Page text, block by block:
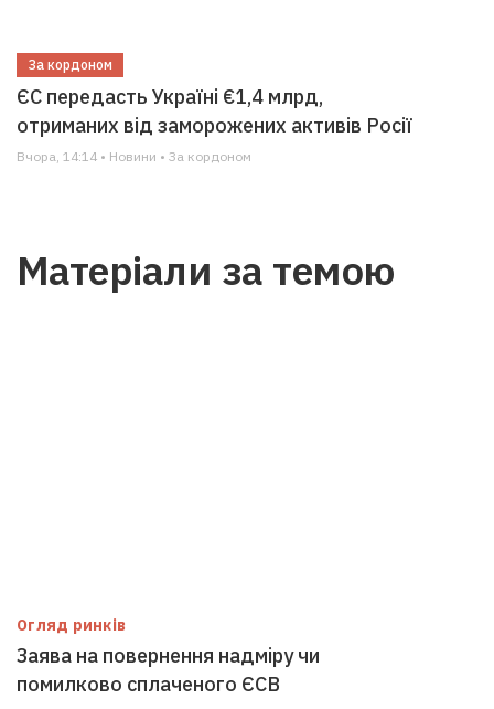
За кордоном
ЄС передасть Україні €1,4 млрд,
отриманих від заморожених активів Росії
Вчора, 14:14 • Новини • За кордоном
Матеріали за темою
Огляд ринків
Заява на повернення надміру чи
помилково сплаченого ЄСВ